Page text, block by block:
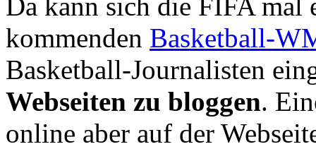
kommenden Basketball-
Basketball-Journalisten
Webseiten zu bloggen.
online aber auf der